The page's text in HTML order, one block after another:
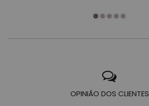
OPINIÃO DOS CLIENTES